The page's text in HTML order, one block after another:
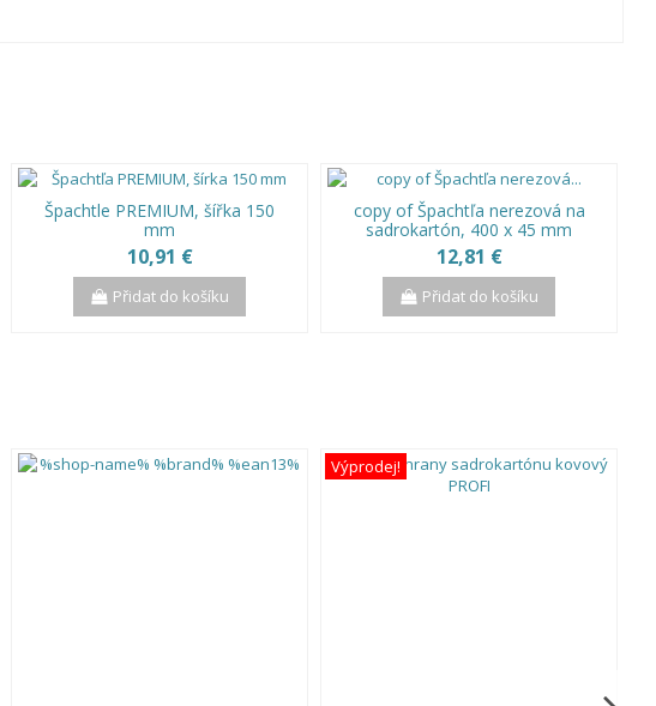
Špachtle PREMIUM, šířka 150
mm
10,91 €
Přidat do košíku
copy of Špachtľa nerezová na
sadrokartón, 400 x 45 mm
12,81 €
Přidat do košíku
Výprodej!